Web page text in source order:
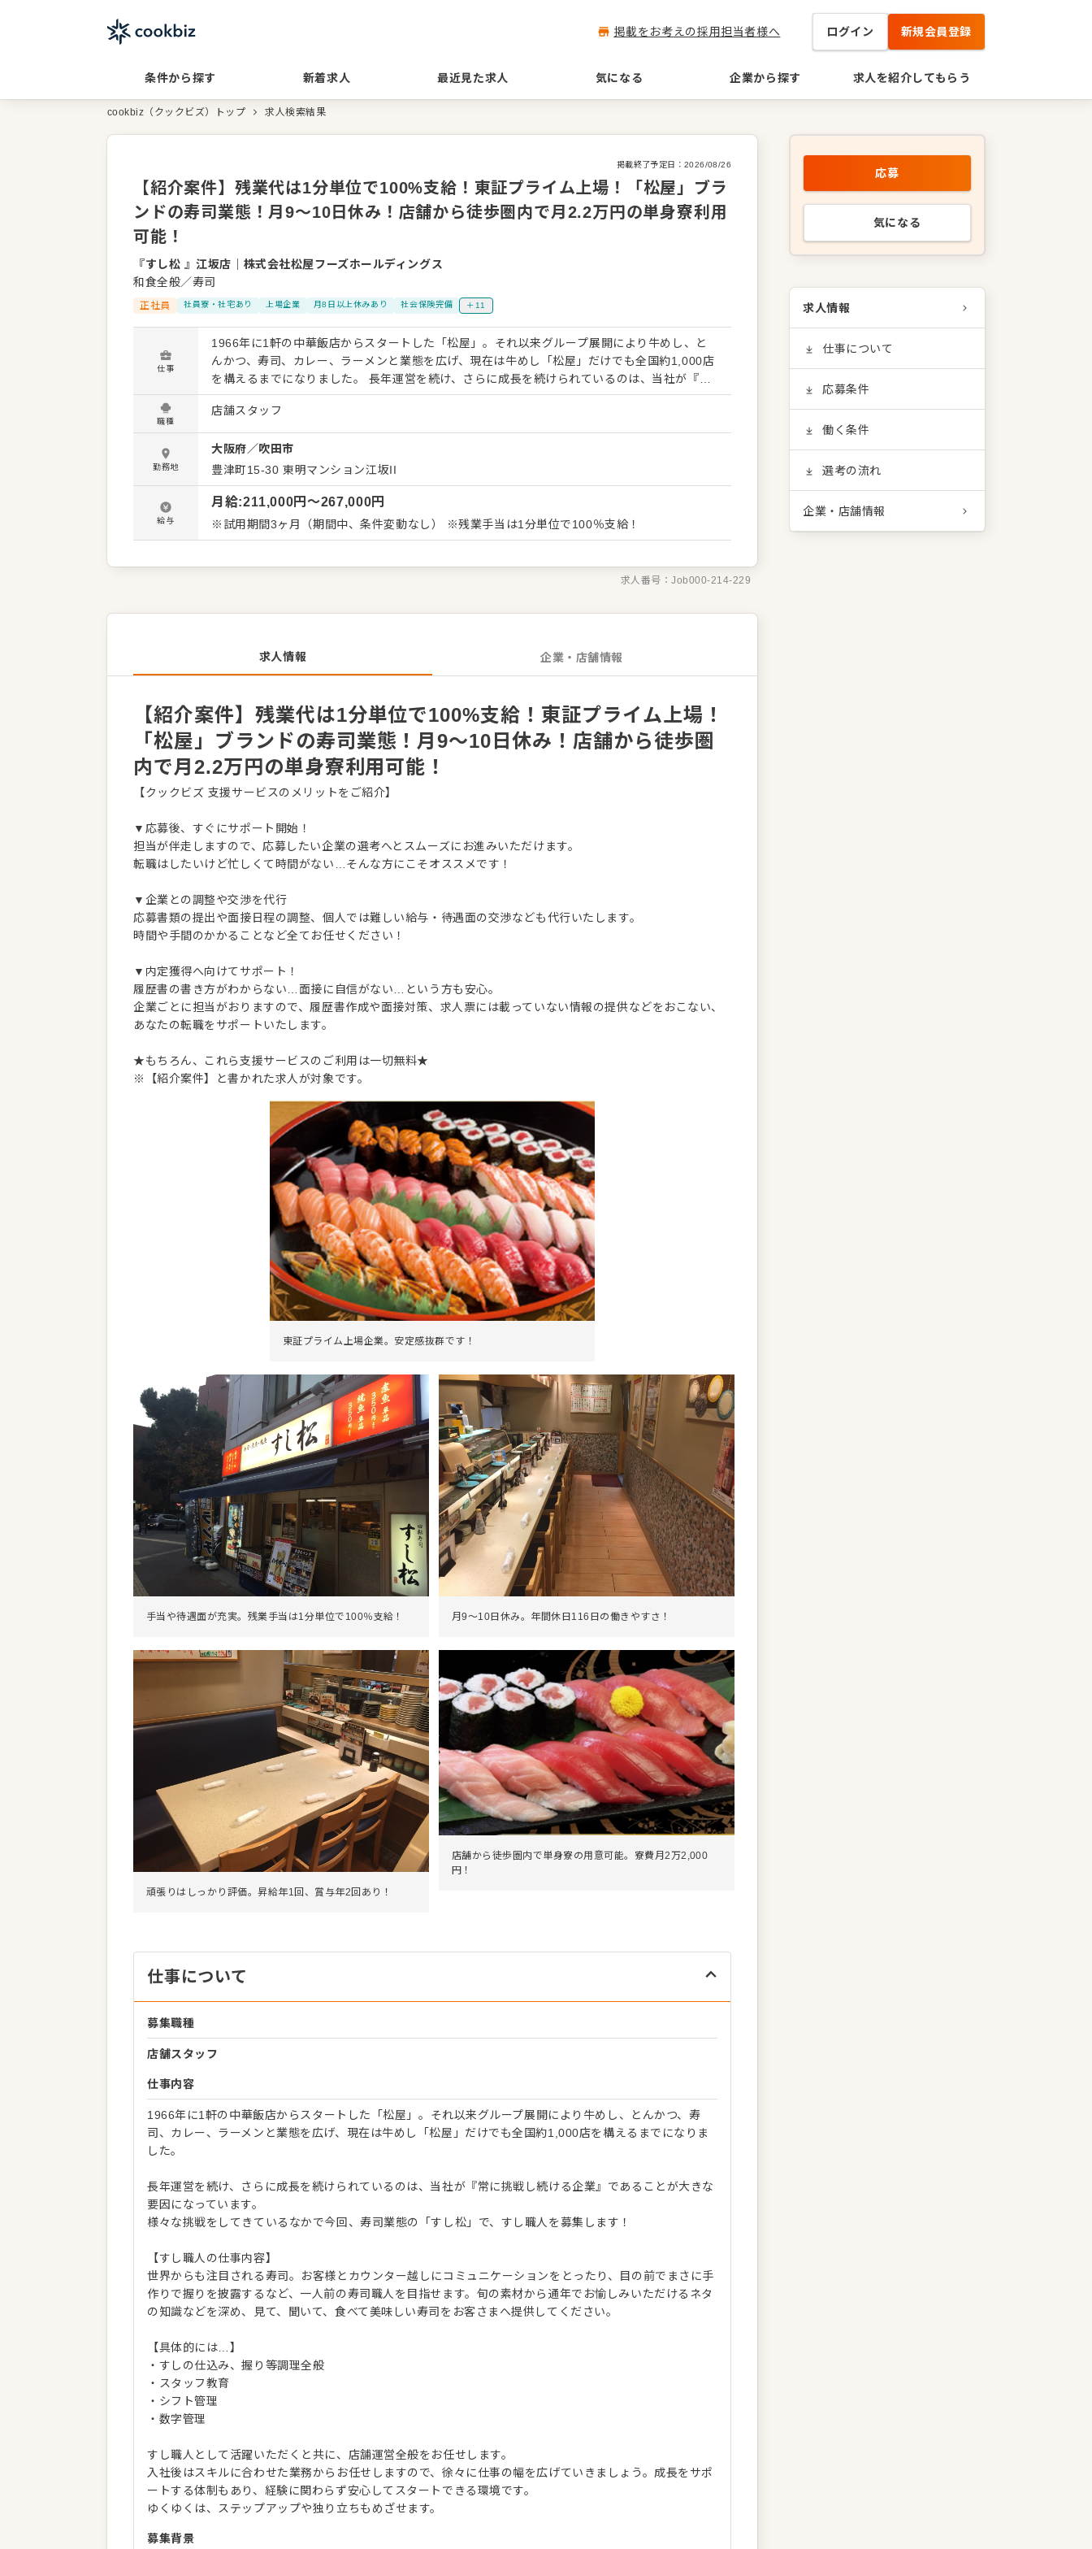
掲載をお考えの採用担当者様へ ログイン 新規会員登録
条件から探す 新着求人 最近見た求人 気になる 企業から探す 求人を紹介してもらう
cookbiz（クックビズ）トップ 求人検索結果
掲載終了予定日： 2026/08/26
【紹介案件】残業代は1分単位で100%支給！東証プライム上場！「松屋」ブラ
ンドの寿司業態！月9～10日休み！店舗から徒歩圏内で月2.2万円の単身寮利用
可能！
『すし松 』江坂店
株式会社松屋フーズホールディングス
和食全般／寿司
正社員 社員寮・社宅あり 上場企業 月8日以上休みあり 社会保険完備 ＋11
仕事
1966年に1軒の中華飯店からスタートした「松屋」。それ以来グループ展開により牛めし、と
んかつ、寿司、カレー、ラーメンと業態を広げ、現在は牛めし「松屋」だけでも全国約1,000店
を構えるまでになりました。 長年運営を続け、さらに成長を続けられているのは、当社が『常
に挑戦し続ける企業』であることが大きな要因になっています。 様々な挑戦をしてきているな
かで今回、寿司業態の「すし松」で、すし職人を募集します！ 【すし職人の仕事内容】 世界か
らも注目される寿司。お客様とカウンター越しにコミュニケーションをとったり、目の前でま
さに手作りで握りを披露するなど、一人前の寿司職人を目指せます。旬の素材から通年でお愉
しみいただけるネタの知識などを深め、見て、聞いて、食べて美味しい寿司をお客さまへ提供
してください。 【具体的には…】 ・すしの仕込み、握り等調理全般 ・スタッフ教育 ・シフト
管理 ・数字管理 すし職人として活躍いただくと共に、店舗運営全般をお任せします。 入社後
はスキルに合わせた業務からお任せしますので、徐々に仕事の幅を広げていきましょう。成長
をサポートする体制もあり、経験に関わらず安心してスタートできる環境です。 ゆくゆくは、
職種
店舗スタッフ
勤務地
大阪府／吹田市
豊津町15-30 東明マンション江坂II
給与
月給:211,000円〜267,000円
※試用期間3ヶ月（期間中、条件変動なし） ※残業手当は1分単位で100％支給！
求人番号：Job000-214-229
求人情報 企業・店舗情報
【紹介案件】残業代は1分単位で100%支給！東証プライム上場！
「松屋」ブランドの寿司業態！月9～10日休み！店舗から徒歩圏
内で月2.2万円の単身寮利用可能！
【クックビズ 支援サービスのメリットをご紹介】
▼応募後、すぐにサポート開始！
担当が伴走しますので、応募したい企業の選考へとスムーズにお進みいただけます。
転職はしたいけど忙しくて時間がない…そんな方にこそオススメです！
▼企業との調整や交渉を代行
応募書類の提出や面接日程の調整、個人では難しい給与・待遇面の交渉なども代行いたします。
時間や手間のかかることなど全てお任せください！
▼内定獲得へ向けてサポート！
履歴書の書き方がわからない…面接に自信がない…という方も安心。
企業ごとに担当がおりますので、履歴書作成や面接対策、求人票には載っていない情報の提供などをおこない、
あなたの転職をサポートいたします。
★もちろん、これら支援サービスのご利用は一切無料★
※【紹介案件】と書かれた求人が対象です。
東証プライム上場企業。安定感抜群です！
手当や待遇面が充実。残業手当は1分単位で100％支給！ 月9～10日休み。年間休日116日の働きやすさ！
頑張りはしっかり評価。昇給年1回、賞与年2回あり！
店舗から徒歩圏内で単身寮の用意可能。寮費月2万2,000
円！
仕事について
募集職種
店舗スタッフ
仕事内容
1966年に1軒の中華飯店からスタートした「松屋」。それ以来グループ展開により牛めし、とんかつ、寿
司、カレー、ラーメンと業態を広げ、現在は牛めし「松屋」だけでも全国約1,000店を構えるまでになりま
した。
長年運営を続け、さらに成長を続けられているのは、当社が『常に挑戦し続ける企業』であることが大きな
要因になっています。
様々な挑戦をしてきているなかで今回、寿司業態の「すし松」で、すし職人を募集します！
【すし職人の仕事内容】
世界からも注目される寿司。お客様とカウンター越しにコミュニケーションをとったり、目の前でまさに手
作りで握りを披露するなど、一人前の寿司職人を目指せます。旬の素材から通年でお愉しみいただけるネタ
の知識などを深め、見て、聞いて、食べて美味しい寿司をお客さまへ提供してください。
【具体的には…】
・すしの仕込み、握り等調理全般
・スタッフ教育
・シフト管理
・数字管理
すし職人として活躍いただくと共に、店舗運営全般をお任せします。
入社後はスキルに合わせた業務からお任せしますので、徐々に仕事の幅を広げていきましょう。成長をサポ
ートする体制もあり、経験に関わらず安心してスタートできる環境です。
ゆくゆくは、ステップアップや独り立ちもめざせます。
募集背景
応募
気になる
求人情報
仕事について
応募条件
働く条件
選考の流れ
企業・店舗情報